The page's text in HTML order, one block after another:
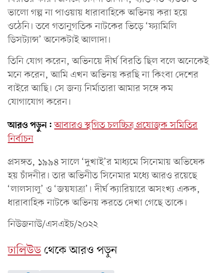
ভালো গল্প না পাওয়ায় ধারাবাহিকে অভিনয় করা হয়ে
ওঠেনি। তবে গতানুগতিক নাটকের ভিড়ে ‘ফ্যামিলি
ডিসট্যান্স’ অনেকটাই আলাদা।
তিনি যোগ করেন, অভিনয়ে দীর্ঘ বিরতি ছিল বলে অনেকেই
মনে করেন, আমি এখন অভিনয় করছি না কিংবা দেশের
বাইরে আছি। সে জন্য নির্মাতারা আমার সঙ্গে কম
যোগাযোগ করেন।
আরও পড়ুন: আবারও স্থগিত চলচ্চিত্র প্রযোজক সমিতির
নির্বাচন
প্রসঙ্গত, ১৯৯৪ সালে ‘দুখাই’র মাধ্যমে সিনেমায় অভিষেক
হয় চাঁদনীর। তার অভিনীত সিনেমার মধ্যে আরও রয়েছে
‘লালসালু’ ও ‘জয়যাত্রা’। দীর্ঘ ক্যারিয়ারে অসংখ্য একক,
ধারাবাহিক নাটকে অভিনয় করতে দেখা গেছে তাকে।
নিউজনাউ/এসএইচ/২০২২
ঢালিউডথেকে আরও পড়ুন